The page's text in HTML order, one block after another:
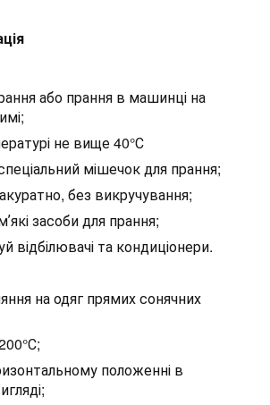
або прання в машинці на
не вище 40°С
мішечок для прання;
без викручування;
засоби для прання;
відбілювачі та кондиціонери.
на одяг прямих сонячних
положенні в